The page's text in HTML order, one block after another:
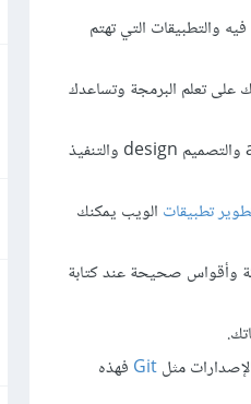
والتطبيقات التي تهتم
على تعلم البرمجة وتساعدك
والمراحل الأساسية التي تمر بها الأنظمة البرمجية كالتخطيط planning والتحليل analysis والتصميم design والتنفيذ
تطبيقات الويب يمكنك
وأقواس صحيحة عند كتابة
مثلGit فهذه